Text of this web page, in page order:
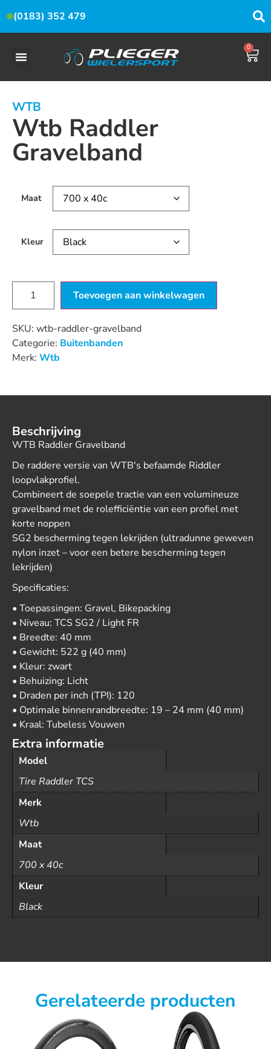
(0183) 352 479
0
WTB
Wtb Raddler
Gravelband
Maat
Kleur
Toevoegen aan winkelwagen
SKU: wtb-raddler-gravelband
Categorie: Buitenbanden
Merk: Wtb
Beschrijving
WTB Raddler Gravelband
De raddere versie van WTB's befaamde Riddler
loopvlakprofiel.
Combineert de soepele tractie van een volumineuze
gravelband met de rolefficiëntie van een profiel met
korte noppen
SG2 bescherming tegen lekrijden (ultradunne geweven
nylon inzet – voor een betere bescherming tegen
lekrijden)
Specificaties:
• Toepassingen: Gravel, Bikepacking
• Niveau: TCS SG2 / Light FR
• Breedte: 40 mm
• Gewicht: 522 g (40 mm)
• Kleur: zwart
• Behuizing: Licht
• Draden per inch (TPI): 120
• Optimale binnenrandbreedte: 19 – 24 mm (40 mm)
• Kraal: Tubeless Vouwen
Extra informatie
Model
Tire Raddler TCS
Merk
Wtb
Maat
700 x 40c
Kleur
Black
Gerelateerde producten